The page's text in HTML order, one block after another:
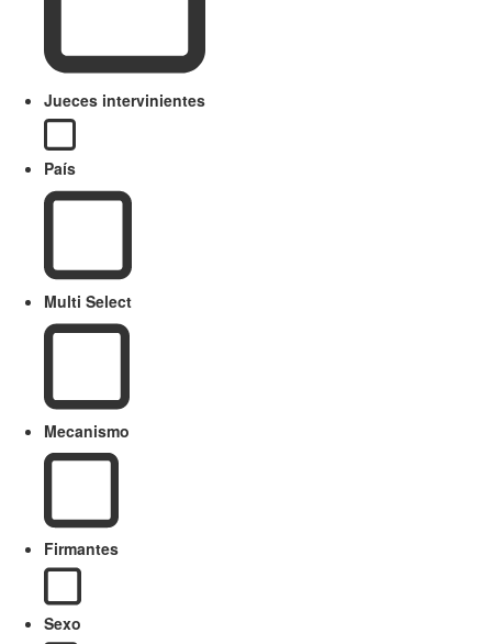
Jueces intervinientes
País
Multi Select
Mecanismo
Firmantes
Sexo